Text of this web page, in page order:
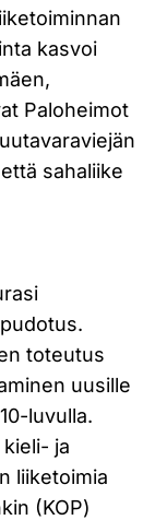
kasvoi
Paloheimot
sahaliike
toteutus
uusille
luvulla.
ja
liiketoimia
(KOP)